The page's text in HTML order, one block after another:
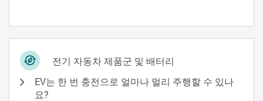
전기 자동차 제품군 및 배터리
EV는 한 번 충전으로 얼마나 멀리 주행할 수 있나
요?